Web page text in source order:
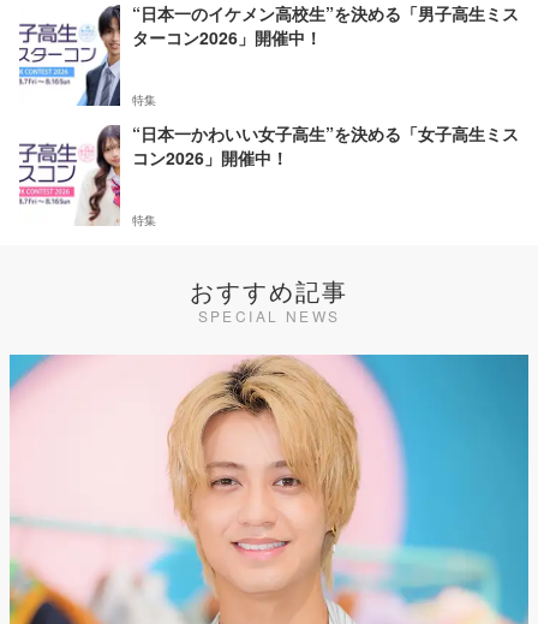
“日本一のイケメン高校生”を決める「男子高生ミス
ターコン2026」開催中！
特集
“日本一かわいい女子高生”を決める「女子高生ミス
コン2026」開催中！
特集
おすすめ記事
SPECIAL NEWS